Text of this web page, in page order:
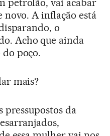
novo. A inflação está
o
Acho que ainda
poço.
mais?
pressupostos da